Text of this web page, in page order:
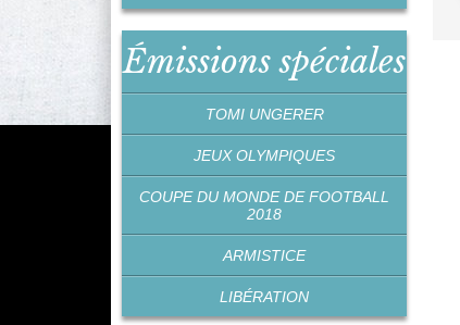
Émissions spéciales
TOMI UNGERER
JEUX OLYMPIQUES
COUPE DU MONDE DE FOOTBALL
2018
ARMISTICE
LIBÉRATION